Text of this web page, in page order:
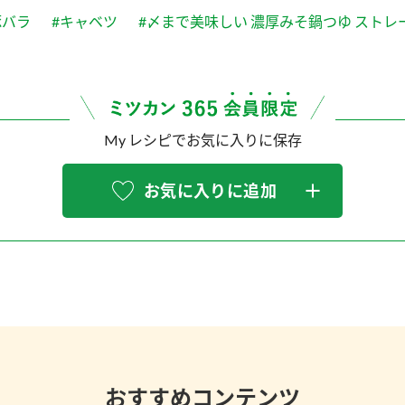
ラ #キャベツ #〆まで美味しい 濃厚みそ鍋つゆ ストレ
My レシピでお気に入りに保存
お気に入りに追加
おすすめコンテンツ